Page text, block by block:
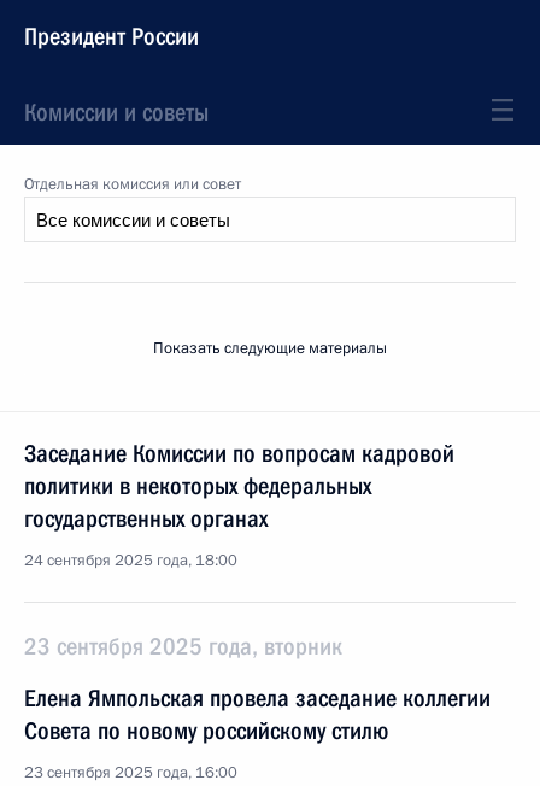
Президент России
Комиссии и советы
Отдельная комиссия или совет
Показать следующие материалы
Заседание Комиссии по вопросам кадровой
политики в некоторых федеральных
государственных органах
24 сентября 2025 года, 18:00
23 сентября 2025 года, вторник
Елена Ямпольская провела заседание коллегии
Совета по новому российскому стилю
23 сентября 2025 года, 16:00